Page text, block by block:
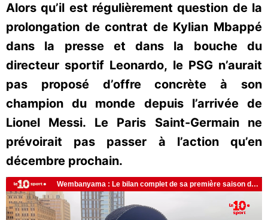
Alors qu’il est régulièrement question de la
prolongation de contrat de Kylian Mbappé
dans la presse et dans la bouche du
directeur sportif Leonardo, le PSG n’aurait
pas proposé d’offre concrète à son
champion du monde depuis l’arrivée de
Lionel Messi. Le Paris Saint-Germain ne
prévoirait pas passer à l’action qu’en
décembre prochain.